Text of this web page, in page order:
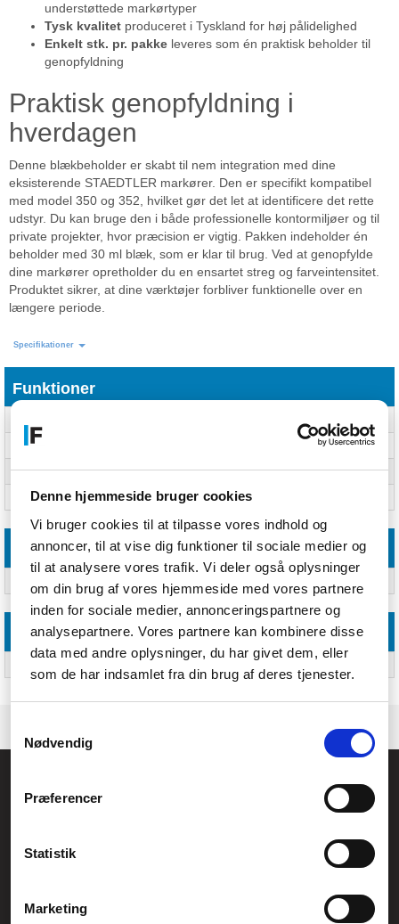
Denne hjemmeside bruger cookies
Vi bruger cookies til at tilpasse vores indhold og
annoncer, til at vise dig funktioner til sociale medier og
til at analysere vores trafik. Vi deler også oplysninger
om din brug af vores hjemmeside med vores partnere
inden for sociale medier, annonceringspartnere og
analysepartnere. Vores partnere kan kombinere disse
data med andre oplysninger, du har givet dem, eller
som de har indsamlet fra din brug af deres tjenester.
Nødvendig
Præferencer
Statistik
Marketing
understøttede markørtyper
Tysk kvalitet produceret i Tyskland for høj pålidelighed
Enkelt stk. pr. pakke leveres som én praktisk beholder til
genopfyldning
Praktisk genopfyldning i
hverdagen
Denne blækbeholder er skabt til nem integration med dine
eksisterende STAEDTLER markører. Den er specifikt kompatibel
med model 350 og 352, hvilket gør det let at identificere det rette
udstyr. Du kan bruge den i både professionelle kontormiljøer og til
private projekter, hvor præcision er vigtig. Pakken indeholder én
beholder med 30 ml blæk, som er klar til brug. Ved at genopfylde
dine markører opretholder du en ensartet streg og farveintensitet.
Produktet sikrer, at dine værktøjer forbliver funktionelle over en
længere periode.
Specifikationer
Funktioner
Husets farve
Kapacitet 30 ml
Kapabilitet 350, 352
Emballage indhold
Andre funktioner
CVR.: 26208637
Generelle henvendelser:
Service- og reklamationsafdelingen: